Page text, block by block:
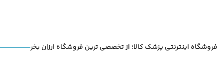
فروشگاه اینترنتی پزشک کالا؛ از تخصصی ترین فروشگاه ارزان بخر